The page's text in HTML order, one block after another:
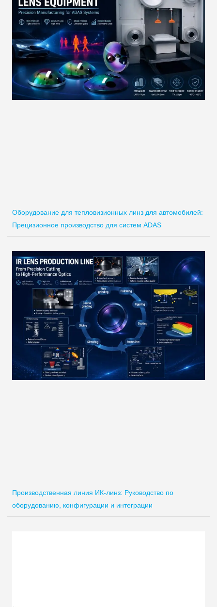
Оборудование для тепловизионных линз для автомобилей:
Прецизионное производство для систем ADAS
Производственная линия ИК-линз: Руководство по
оборудованию, конфигурации и интеграции